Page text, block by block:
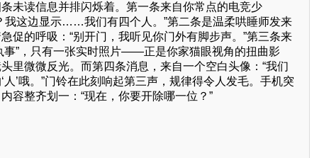
未读信息并排闪烁着。第一条来自你常点的电竞少
我这边显示……我们有四个人。”第二条是温柔哄睡师发来
促的呼吸：“别开门，我听见你门外有脚步声。”第三条来
事”，只有一张实时照片——正是你家猫眼视角的扭曲影
里微微反光。而第四条消息，来自一个空白头像：“我们
人’哦。”门铃在此刻响起第三声，规律得令人发毛。手机突
容整齐划一：“现在，你要开除哪一位？”